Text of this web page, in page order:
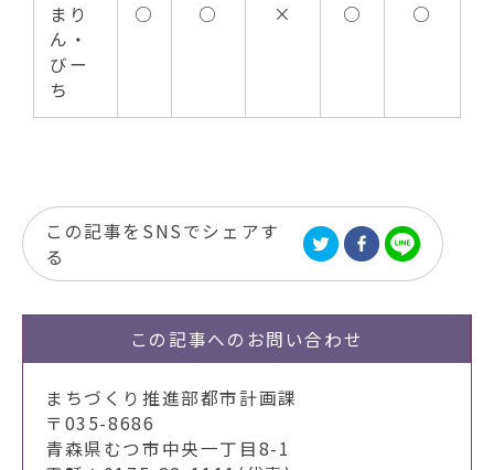
まり
ん・
びー
ち
○ ○ × ○ ○
この記事をSNSでシェアす
る
この記事への お問い合わせ
まちづくり推進部都市計画課
〒035-8686
青森県むつ市中央一丁目8-1